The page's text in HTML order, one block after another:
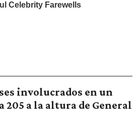
involucrados en un
205 a la altura de General